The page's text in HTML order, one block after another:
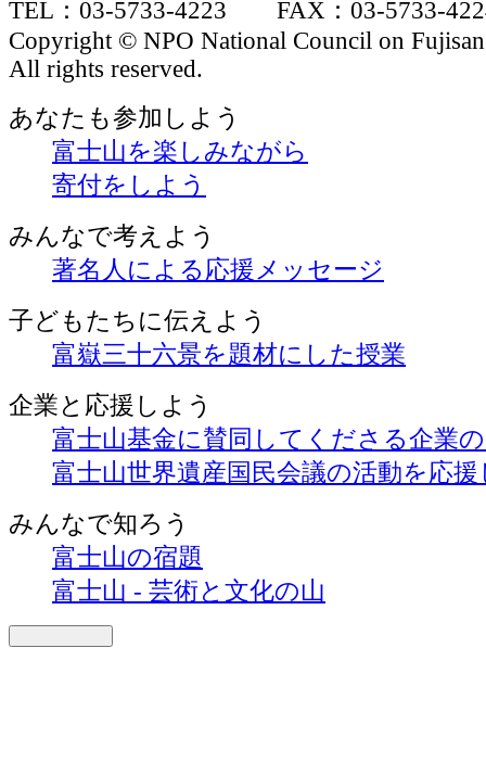
TEL：03-5733-4223 FAX：03-5733-
Copyright © NPO National Council on
All rights reserved.
あなたも参加しよう
富士山を楽しみながら
寄付をしよう
みんなで考えよう
著名人による応援メッセージ
子どもたちに伝えよう
富嶽三十六景を題材にした授業
企業と応援しよう
富士山基金に賛同してくださる企業
富士山世界遺産国民会議の活動を応
みんなで知ろう
富士山の宿題
富士山 - 芸術と文化の山